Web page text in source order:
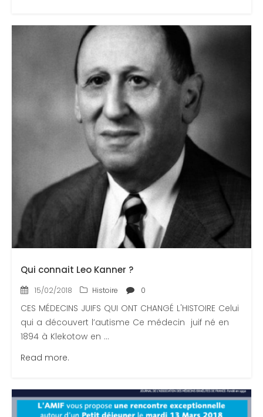
Qui connait Leo Kanner ?
15/02/2018 Histoire 0
CES MÉDECINS JUIFS QUI ONT CHANGÉ L'HISTOIRE Celui
qui a découvert l’autisme Ce médecin juif né en
1894 à Klekotow en ...
Read more.